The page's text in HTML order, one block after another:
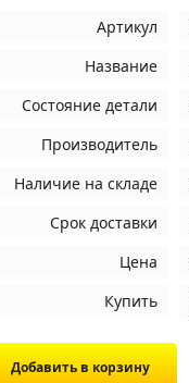
Артикул
Название
Состояние детали
Производитель
Наличие на складе
Срок доставки
Цена
Купить